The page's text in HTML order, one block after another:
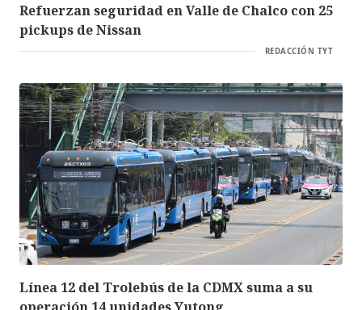
Refuerzan seguridad en Valle de Chalco con 25
pickups de Nissan
REDACCIÓN TYT
Línea 12 del Trolebús de la CDMX suma a su
operación 14 unidades Yutong